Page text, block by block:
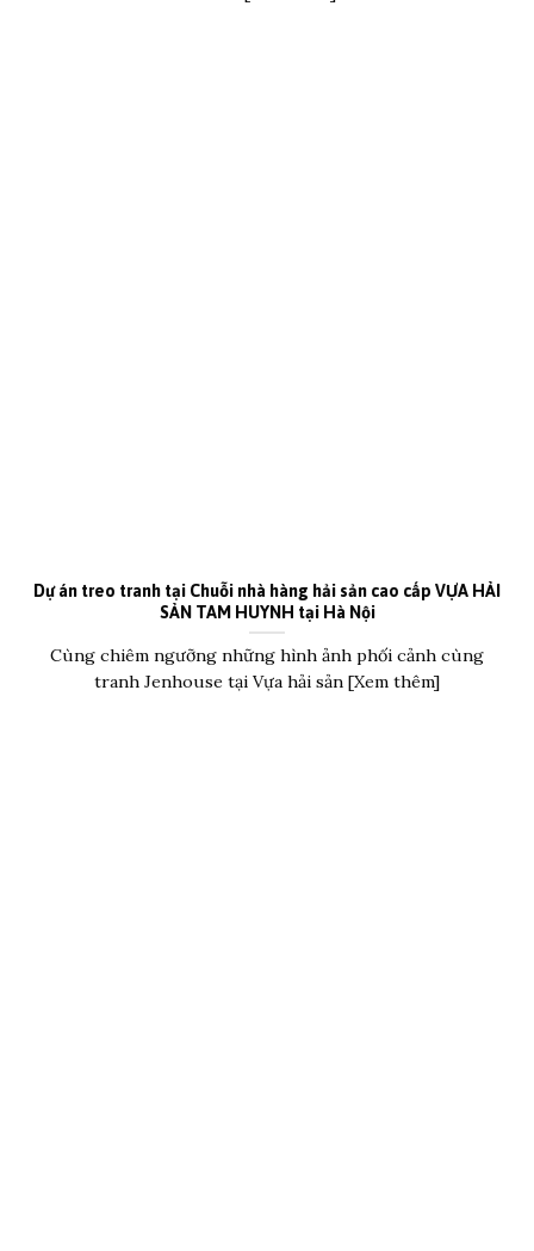
Dự án treo tranh tại Chuỗi nhà hàng hải sản cao cấp VỰA HẢI
SẢN TAM HUYNH tại Hà Nội
Cùng chiêm ngưỡng những hình ảnh phối cảnh cùng
tranh Jenhouse tại Vựa hải sản [Xem thêm]